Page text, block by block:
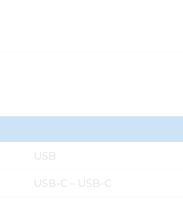
USB
USB-C – USB-C